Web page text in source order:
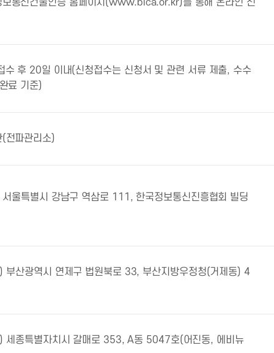
보통신건물인증 홈페이지(www.bica.or.kr)를 통해 온라인 신
수 후 20일 이내(신청접수는 신청서 및 관련 서류 제출, 수수
료 기준)
전파관리소)
울특별시 강남구 역삼로 111, 한국정보통신진흥협회 빌딩
산광역시 연제구 법원북로 33, 부산지방우정청(거제동) 4
종특별자치시 갈매로 353, A동 5047호(어진동, 에비뉴